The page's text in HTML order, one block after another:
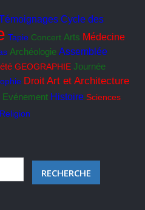
Cycle des
Tapie Concert Arts Médecine
Archéologie Assemblée
GEOGRAPHIE Journée
Droit Art et Architecture
Evénement Histoire Sciences
Religion